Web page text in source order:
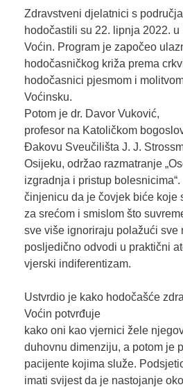
Zdravstveni djelatnici s
hodočastili su 22. lipnja 2022. u
Voćin. Program je započeo
hodočasničkog križa prema
hodočasnici pjesmom i
Voćinsku.
Potom je dr. Davor Vuković,
profesor na Katoličkom
Đakovu Sveučilišta J. J.
Osijeku, održao razmatranje
izgradnja i pristup
činjenicu da je čovjek biće koje
za srećom i smislom što
sve više ignoriraju polažući sve
posljedično odvodi u praktični
vjerski indiferentizam.
Ustvrdio je kako hodočašće
Voćin potvrđuje
kako oni kao vjernici žele
duhovnu dimenziju, a potom je
pacijente kojima služe.
imati svijest da je nastojanje